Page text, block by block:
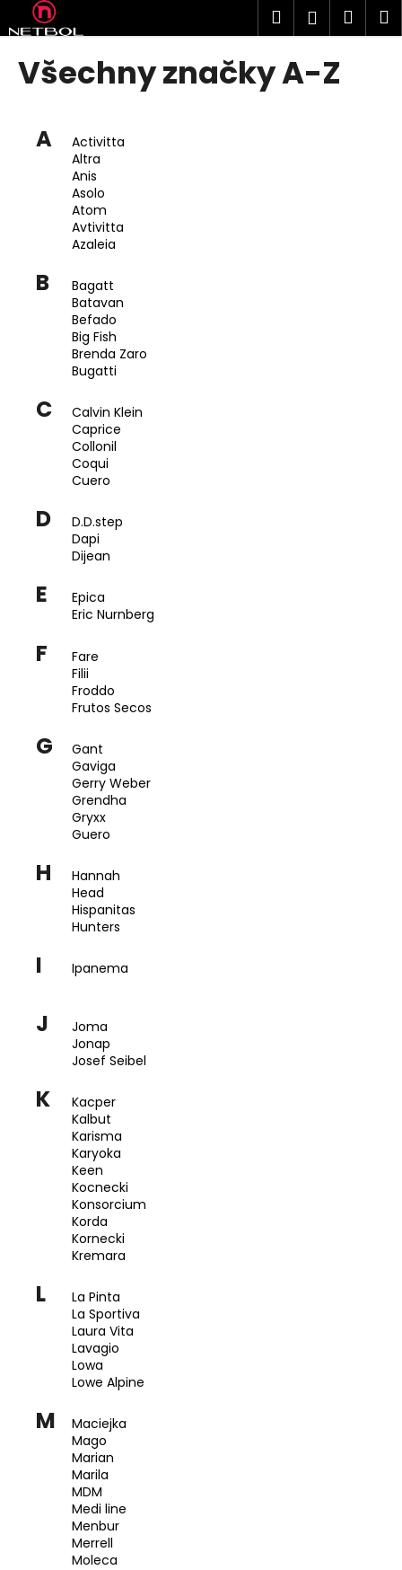
na
obsah
Hledat
Všechny značky A-Z
A
Activitta
Altra
Anis
Asolo
Atom
Avtivitta
Azaleia
B
Bagatt
Batavan
Befado
Big Fish
Brenda Zaro
Bugatti
C
Calvin Klein
Caprice
Collonil
Coqui
Cuero
D
D.D.step
Dapi
Dijean
E
Epica
Eric Nurnberg
F
Fare
Filii
Froddo
Frutos Secos
G
Gant
Gaviga
Gerry Weber
Grendha
Gryxx
Guero
H
Hannah
Head
Hispanitas
Hunters
I Ipanema
J
Joma
Jonap
Josef Seibel
K
Kacper
Kalbut
Karisma
Karyoka
Keen
Kocnecki
Konsorcium
Korda
Kornecki
Kremara
L
La Pinta
La Sportiva
Laura Vita
Lavagio
Lowa
Lowe Alpine
M
Maciejka
Mago
Marian
Marila
MDM
Medi line
Menbur
Merrell
Moleca
o
RIEKER
44760-
998